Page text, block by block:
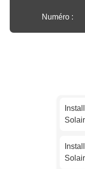
Numéro :